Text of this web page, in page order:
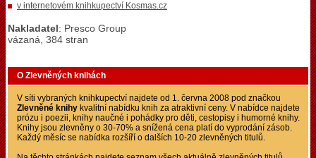
v internetovém knihkupectví Kosmas.cz
Nakladatel: Presco Group
vázaná, 384 stran
O Zlevněných knihách
V síti vybraných knihkupectví najdete od 1. června 2008 pod značkou
Zlevněné knihy kvalitní nabídku knih za atraktivní ceny. V nabídce najdete
prózu i poezii, knihy naučné i pohádky pro děti, cestopisy i humorné knihy.
Knihy jsou zlevněny o 30-70% a snížená cena platí do vyprodání zásob.
Každý měsíc se nabídka rozšíří o dalších 10-20 zlevněných titulů.